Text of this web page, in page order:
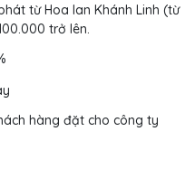
từ Hoa lan Khánh Linh (từ
trở lên.
hàng đặt cho công ty